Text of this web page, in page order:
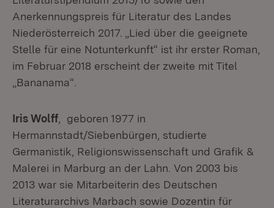
Anerkennungspreis für Literatur des Landes
Niederösterreich 2017. „Lied über die geeignete
Stelle für eine Notunterkunft“ ist ihr erster Roman,
im Februar 2018 erscheint der zweite mit Titel
„Bananama“.
Iris Wolff , geboren 1977 in
Hermannstadt/Siebenbürgen, studierte
Germanistik, Religionswissenschaft und Grafik &
Malerei in Marburg an der Lahn. Von 2003 bis
2013 war sie Mitarbeiterin des Deutschen
Literaturarchivs Marbach sowie Dozentin für